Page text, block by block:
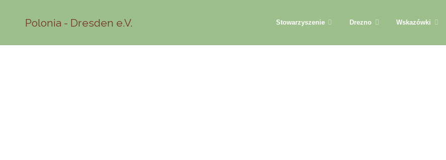
Polonia - Dresden e.V. Stowarzyszenie Drezno Wskazówki